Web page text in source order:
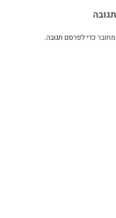
מחוברכדי לפרסם תגובה.